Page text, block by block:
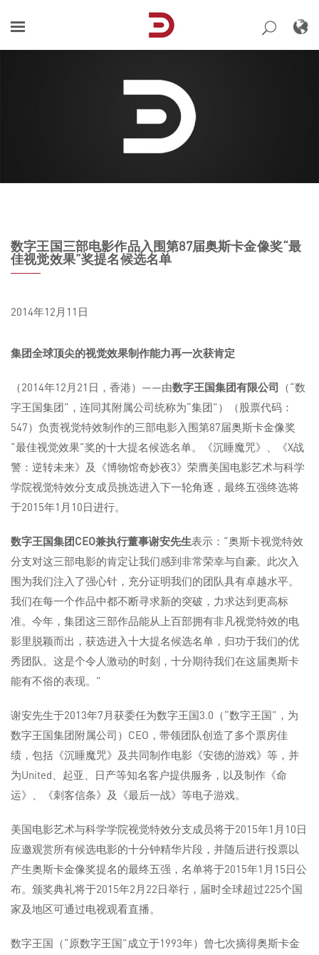
content
数字王国三部电影作品入围第87届奥斯卡金像奖“最
佳视觉效果”奖提名候选名单
2014年12月11日
集团全球顶尖的视觉效果制作能力再一次获肯定
（2014年12月21日，香港）——由数字王国集团有限公司 （“数
字王国集团”，连同其附属公司统称为“集团”）（股票代码：
547）负责视觉特效制作的三部电影入围第87届奥斯卡金像奖
“最佳视觉效果”奖的十大提名候选名单。《沉睡魔咒》、《X战
警：逆转未来》及《博物馆奇妙夜3》荣膺美国电影艺术与科学
学院视觉特效分支成员挑选进入下一轮角逐，最终五强终选将
于2015年1月10日进行。
数字王国集团CEO兼执行董事谢安先生表示：“奥斯卡视觉特效
分支对这三部电影的肯定让我们感到非常荣幸与自豪。此次入
围为我们注入了强心针，充分证明我们的团队具有卓越水平。
我们在每一个作品中都不断寻求新的突破，力求达到更高标
准。今年，集团这三部作品能从上百部拥有非凡视觉特效的电
影里脱颖而出，获选进入十大提名候选名单，归功于我们的优
秀团队。这是个令人激动的时刻，十分期待我们在这届奥斯卡
能有不俗的表现。”
谢安先生于2013年7月获委任为数字王国3.0（“数字王国”，为
数字王国集团附属公司）CEO，带领团队创造了多个票房佳
绩，包括《沉睡魔咒》及共同制作电影《安德的游戏》等，并
为United、起亚、日产等知名客户提供服务，以及制作《命
运》、《刺客信条》及《最后一战》等电子游戏。
美国电影艺术与科学学院视觉特效分支成员将于2015年1月10日
应邀观赏所有候选电影的十分钟精华片段，并随后进行投票以
产生奥斯卡金像奖提名的最终五强，名单将于2015年1月15日公
布。颁奖典礼将于2015年2月22日举行，届时全球超过225个国
家及地区可通过电视观看直播。
数字王国（“原数字王国”成立于1993年）曾七次摘得奥斯卡金